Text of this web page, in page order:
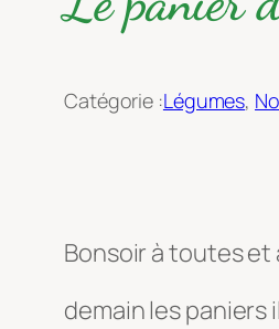
Catégorie :Légumes,
Bonsoir à toutes et
demain les paniers